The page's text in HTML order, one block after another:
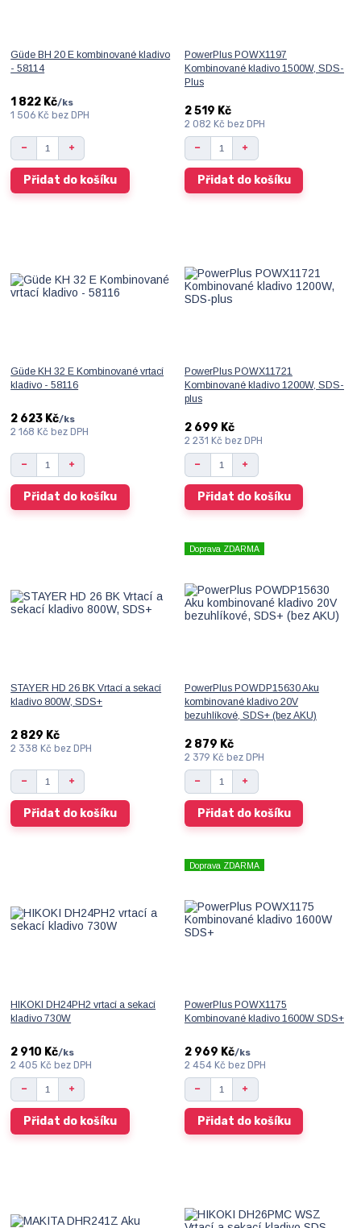
Güde BH 20 E kombinované kladivo
- 58114
1 822 Kč/ks
1 506 Kč bez DPH
Přidat do košíku
PowerPlus POWX1197
Kombinované kladivo 1500W, SDS-
Plus
2 519 Kč
2 082 Kč bez DPH
Přidat do košíku
Güde KH 32 E Kombinované vrtací
kladivo - 58116
2 623 Kč/ks
2 168 Kčbez DPH
Přidat do košíku
PowerPlus POWX11721
Kombinované kladivo 1200W, SDS-
plus
2 699 Kč
2 231 Kč bez DPH
Přidat do košíku
STAYER HD 26 BK Vrtací a sekací
kladivo 800W, SDS+
2 829 Kč
2 338 Kčbez DPH
Přidat do košíku
Doprava ZDARMA
PowerPlus POWDP15630 Aku
kombinované kladivo 20V
bezuhlíkové, SDS+ (bez AKU)
2 879 Kč
2 379 Kč bez DPH
Přidat do košíku
HIKOKI DH24PH2 vrtací a sekací
kladivo 730W
2 910 Kč/ks
2 405 Kčbez DPH
Přidat do košíku
Doprava ZDARMA
PowerPlus POWX1175
Kombinované kladivo 1600W SDS+
2 969 Kč/ks
2 454 Kč bez DPH
Přidat do košíku